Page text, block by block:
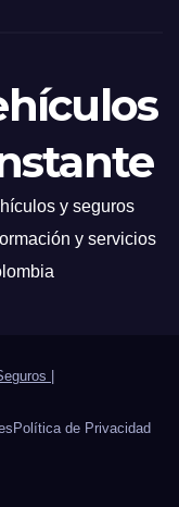
y seguros
y servicios
Política de Privacidad